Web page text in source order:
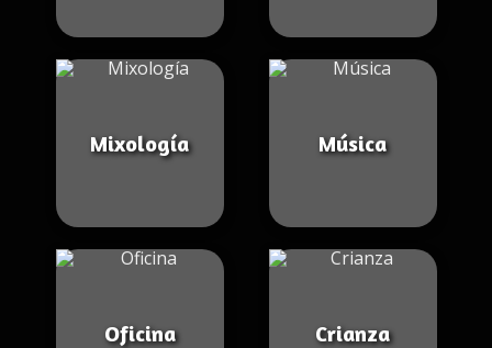
Mixología Música
Oficina Crianza